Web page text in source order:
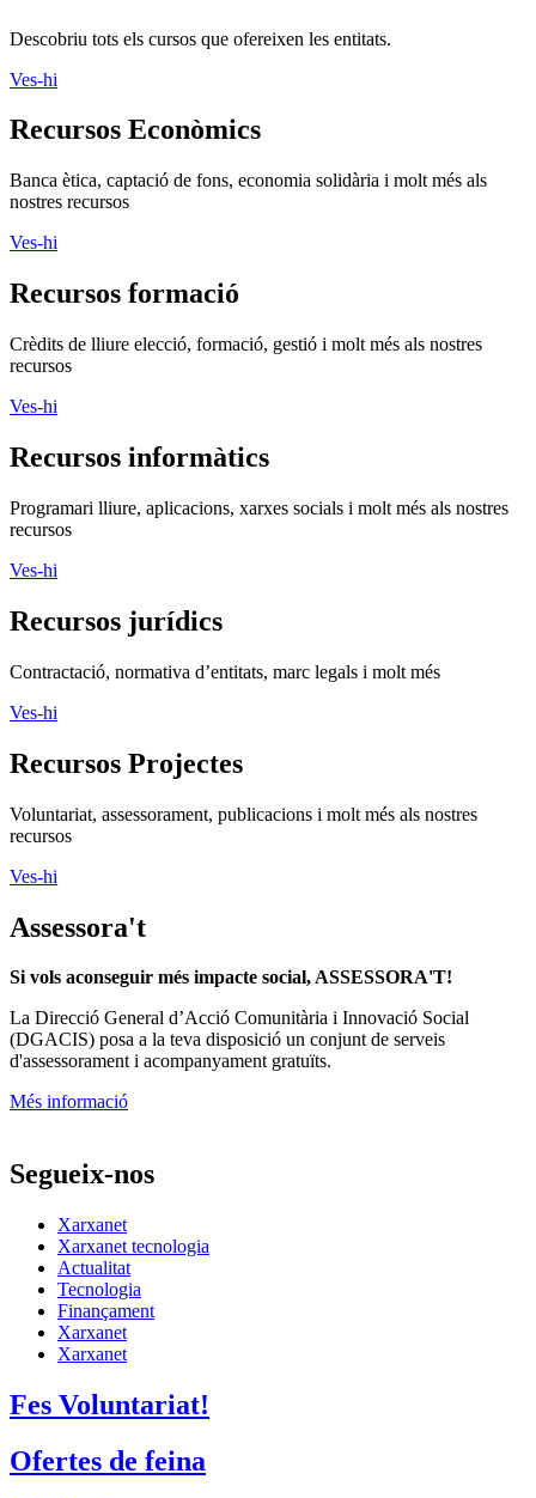
Descobriu tots els cursos que ofereixen les entitats.
Ves-hi
Recursos Econòmics
Banca ètica, captació de fons, economia solidària i molt més als
nostres recursos
Ves-hi
Recursos formació
Crèdits de lliure elecció, formació, gestió i molt més als nostres
recursos
Ves-hi
Recursos informàtics
Programari lliure, aplicacions, xarxes socials i molt més als nostres
recursos
Ves-hi
Recursos jurídics
Contractació, normativa d’entitats, marc legals i molt més
Ves-hi
Recursos Projectes
Voluntariat, assessorament, publicacions i molt més als nostres
recursos
Ves-hi
Assessora't
Si vols aconseguir més impacte social, ASSESSORA'T!
La Direcció General d’Acció Comunitària i Innovació Social
(DGACIS) posa a la teva disposició un conjunt de serveis
d'assessorament i acompanyament gratuïts.
Més informació
Segueix-nos
Xarxanet
Xarxanet tecnologia
Actualitat
Tecnologia
Finançament
Xarxanet
Xarxanet
Fes Voluntariat!
Ofertes de feina